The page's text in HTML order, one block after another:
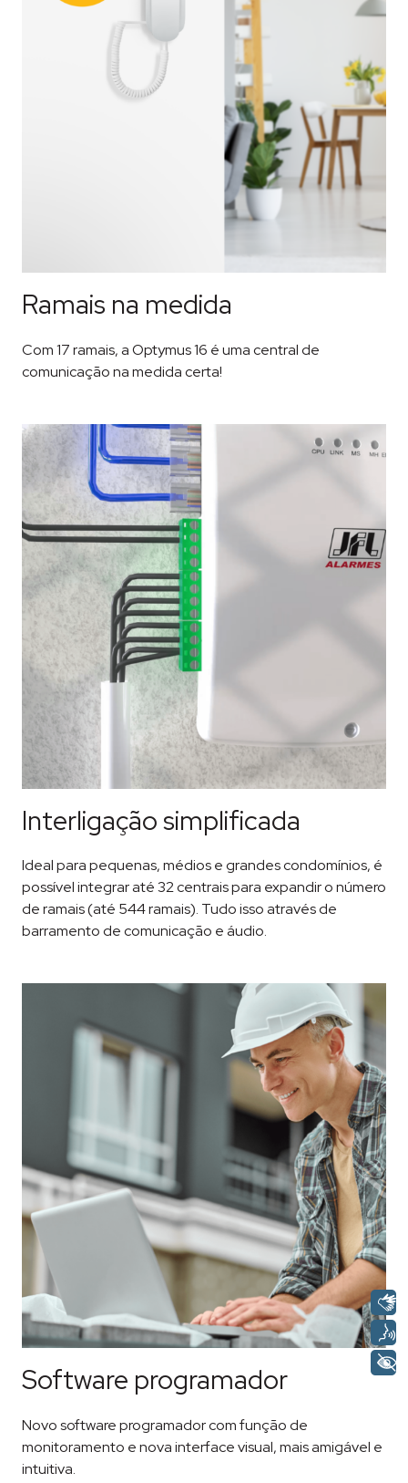
Ramais na medida
Com 17 ramais, a Optymus 16 é uma central de
comunicação na medida certa!
Interligação simplificada
Ideal para pequenas, médios e grandes condomínios, é
possível integrar até 32 centrais para expandir o número
de ramais (até 544 ramais). Tudo isso através de
barramento de comunicação e áudio.
Software programador
Novo software programador com função de
monitoramento e nova interface visual, mais amigável e
intuitiva.